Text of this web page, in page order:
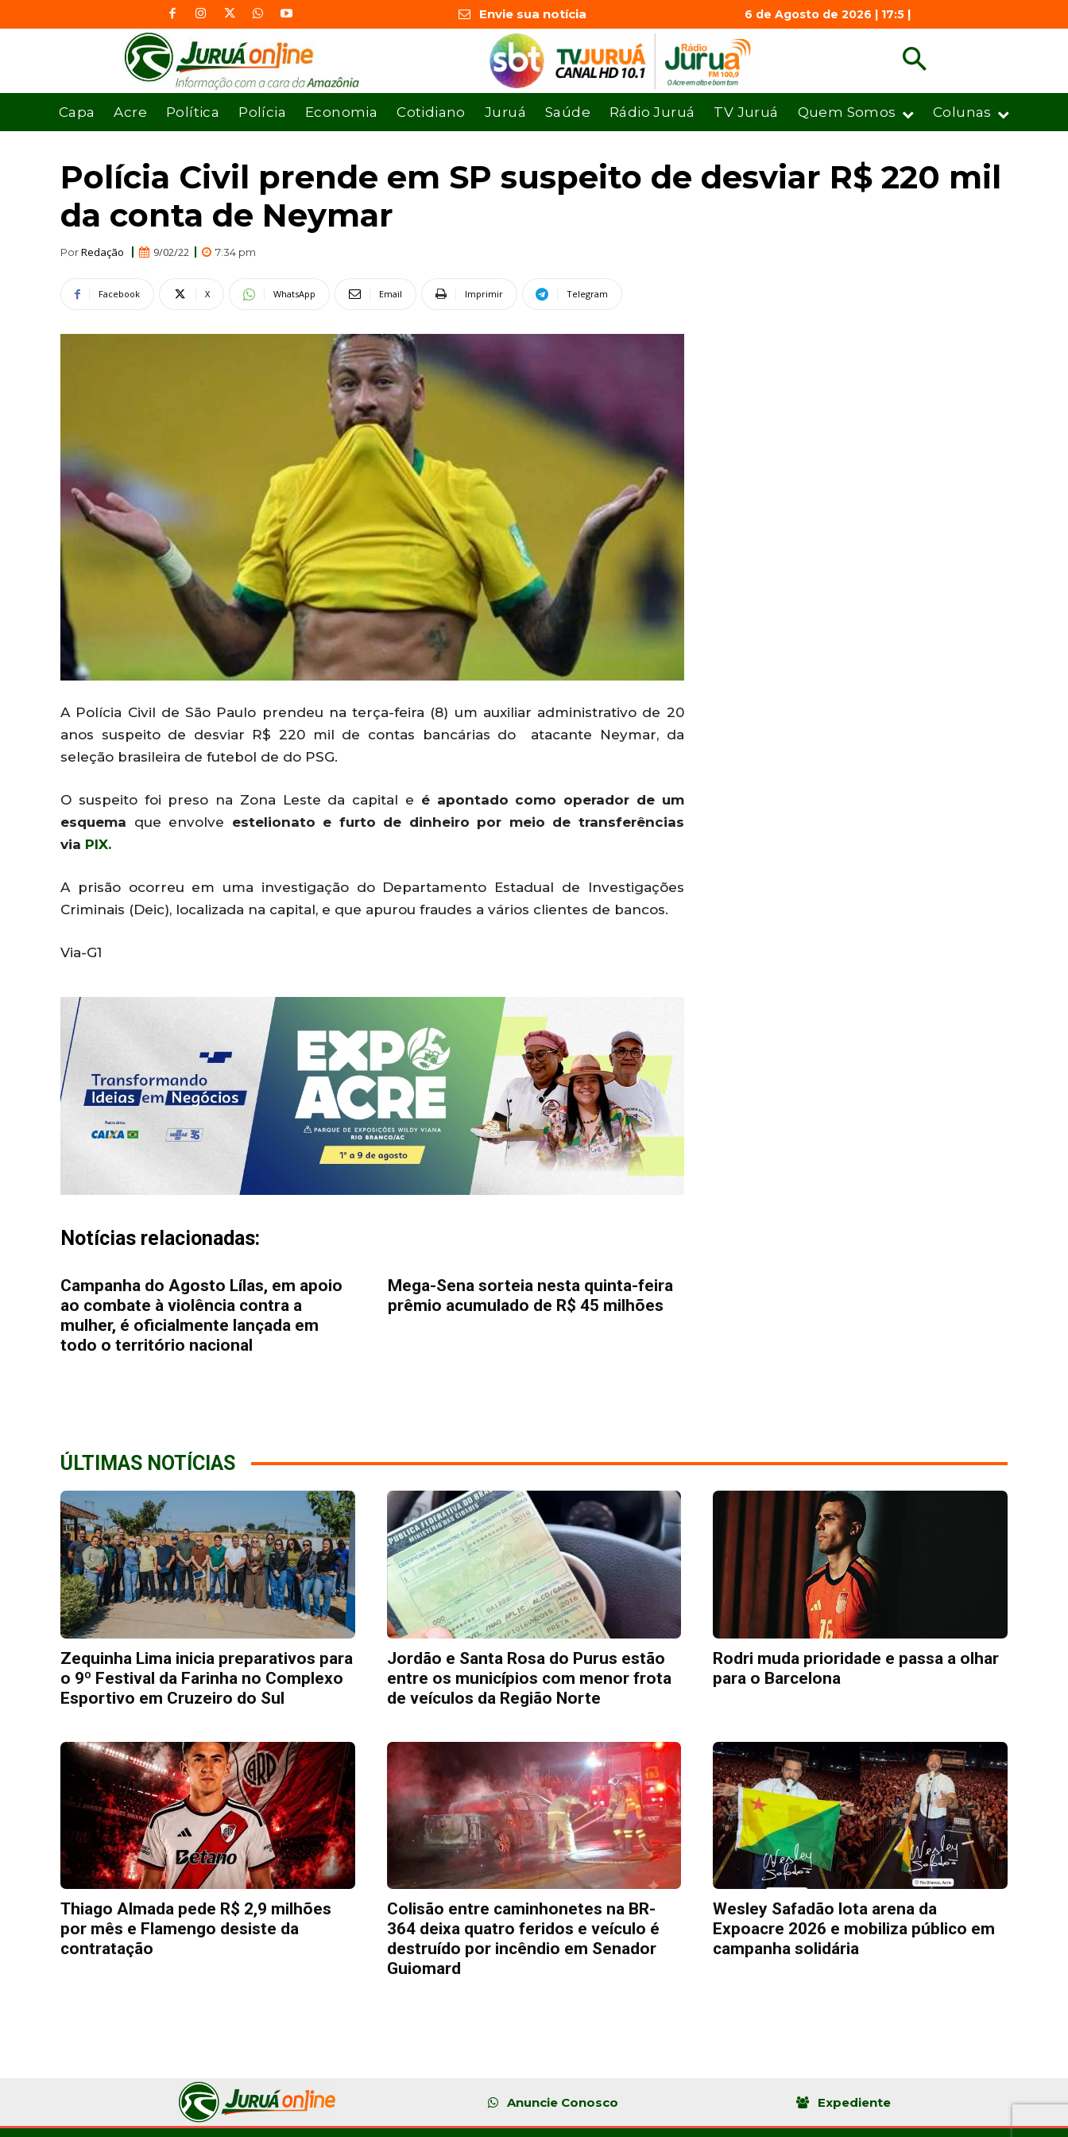
Envie sua notícia 6 de Agosto de 2026 | 17:5 |
Capa Acre Política Polícia Economia Cotidiano Juruá Saúde Rádio Juruá TV Juruá Quem Somos Colunas
Polícia Civil prende em SP suspeito de desviar R$ 220 mil
da conta de Neymar
PorRedação 9/02/22 7:34 pm
Facebook X WhatsApp Email Imprimir Telegram
A Polícia Civil de São Paulo prendeu na terça-feira (8) um auxiliar administrativo de 20
anos suspeito de desviar R$ 220 mil de contas bancárias do atacante Neymar, da
seleção brasileira de futebol de do PSG.
O suspeito foi preso na Zona Leste da capital e é apontado como operador de um
esquema que envolve estelionato e furto de dinheiro por meio de transferências
via PIX.
A prisão ocorreu em uma investigação do Departamento Estadual de Investigações
Criminais (Deic), localizada na capital, e que apurou fraudes a vários clientes de bancos.
Via-G1
Notícias relacionadas:
Campanha do Agosto Lílas, em apoio
ao combate à violência contra a
mulher, é oficialmente lançada em
todo o território nacional
Mega-Sena sorteia nesta quinta-feira
prêmio acumulado de R$ 45 milhões
ÚLTIMAS NOTÍCIAS
Zequinha Lima inicia preparativos para
o 9º Festival da Farinha no Complexo
Esportivo em Cruzeiro do Sul
Jordão e Santa Rosa do Purus estão
entre os municípios com menor frota
de veículos da Região Norte
Rodri muda prioridade e passa a olhar
para o Barcelona
Thiago Almada pede R$ 2,9 milhões
por mês e Flamengo desiste da
contratação
Colisão entre caminhonetes na BR-
364 deixa quatro feridos e veículo é
destruído por incêndio em Senador
Guiomard
Wesley Safadão lota arena da
Expoacre 2026 e mobiliza público em
campanha solidária
Anuncie Conosco Expediente